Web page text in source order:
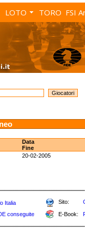
LOTO TORO FSI
Data
Fine
20-02-2005
Italia Sito:
conseguite E-Book: